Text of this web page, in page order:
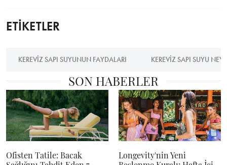
ETİKETLER
KEREVIZ SAPI SUYUNUN FAYDALARI KEREVIZ SAPI SUYU
SON HABERLER
Ofisten Tatile: Bacak
Longevity'nin Yeni